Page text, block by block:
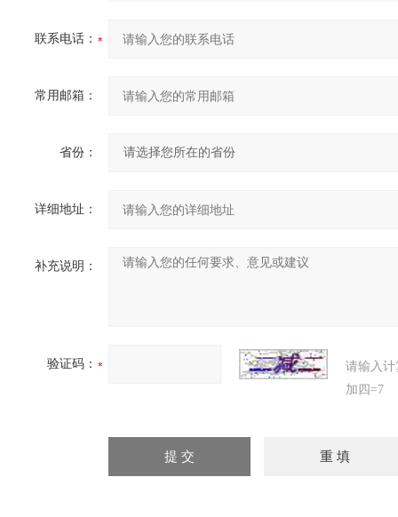
联系电话：
常用邮箱：
省份：
详细地址：
补充说明：
验证码：
请输入
加四=7